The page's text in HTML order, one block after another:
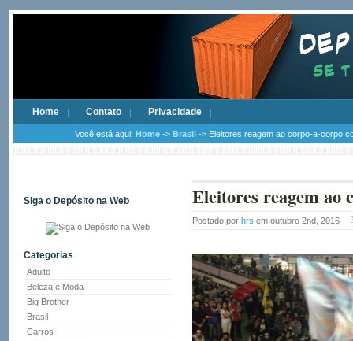
Home Contato Privacidade
Você está aqui: Home -> Brasil -> Eleitores reagem ao corpo-a-corpo
Siga o Depósito na Web
Categorias
Adulto
Beleza e Moda
Big Brother
Brasil
Carros
Eleitores reagem ao
Postado por hrs em outubro 2nd, 2016